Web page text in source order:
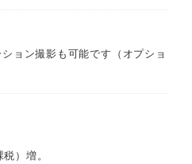
ョン撮影も可能です（オプショ
）増。